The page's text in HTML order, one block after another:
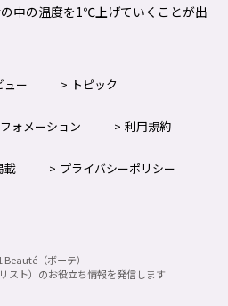
中の温度を1℃上げていくことが出
ュー トピック
ォメーション 利用規約
載 プライバシーポリシー
Beauté（ボーテ）
スト）のお役立ち情報を発信します